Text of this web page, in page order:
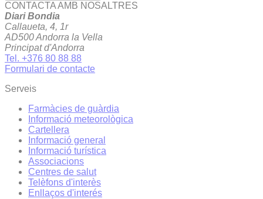
CONTACTA AMB NOSALTRES
Diari Bondia
Callaueta, 4, 1r
AD500 Andorra la Vella
Principat d'Andorra
Tel. +376 80 88 88
Formulari de contacte
Serveis
Farmàcies de guàrdia
Informació meteorològica
Cartellera
Informació general
Informació turística
Associacions
Centres de salut
Telèfons d'interès
Enllaços d'interés